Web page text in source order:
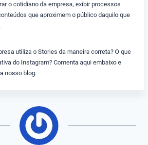
o cotidiano da empresa, exibir processos
que aproximem o público daquilo que
utiliza o Stories da maneira correta? O que
do Instagram? Comenta aqui embaixo e
nosso blog.